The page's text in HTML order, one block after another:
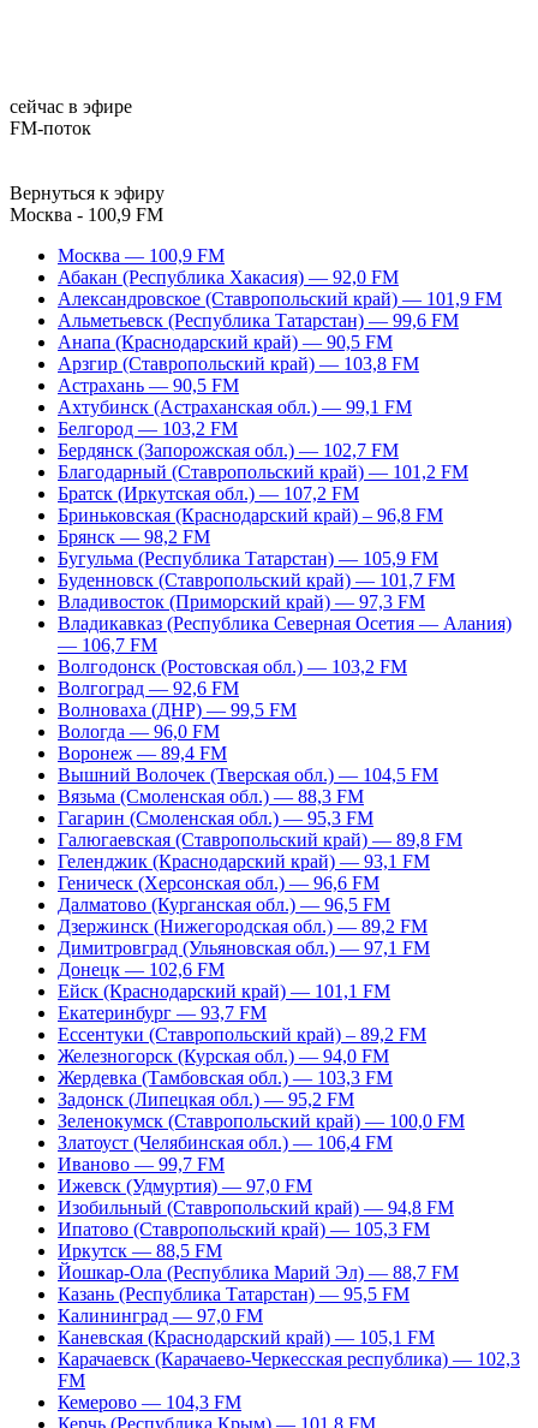
сейчас в эфире
FM-поток
Вернуться к эфиру
Москва - 100,9 FM
Москва — 100,9 FM
Абакан (Республика Хакасия) — 92,0 FM
Александровское (Ставропольский край) — 101,9 FM
Альметьевск (Республика Татарстан) — 99,6 FM
Анапа (Краснодарский край) — 90,5 FM
Арзгир (Ставропольский край) — 103,8 FM
Астрахань — 90,5 FM
Ахтубинск (Астраханская обл.) — 99,1 FM
Белгород — 103,2 FM
Бердянск (Запорожская обл.) — 102,7 FM
Благодарный (Ставропольский край) — 101,2 FM
Братск (Иркутская обл.) — 107,2 FM
Бриньковская (Краснодарский край) – 96,8 FM
Брянск — 98,2 FM
Бугульма (Республика Татарстан) — 105,9 FM
Буденновск (Ставропольский край) — 101,7 FM
Владивосток (Приморский край) — 97,3 FM
Владикавказ (Республика Северная Осетия — Алания)
— 106,7 FM
Волгодонск (Ростовская обл.) — 103,2 FM
Волгоград — 92,6 FM
Волноваха (ДНР) — 99,5 FM
Вологда — 96,0 FM
Воронеж — 89,4 FM
Вышний Волочек (Тверская обл.) — 104,5 FM
Вязьма (Смоленская обл.) — 88,3 FM
Гагарин (Смоленская обл.) — 95,3 FM
Галюгаевская (Ставропольский край) — 89,8 FM
Геленджик (Краснодарский край) — 93,1 FM
Геническ (Херсонская обл.) — 96,6 FM
Далматово (Курганская обл.) — 96,5 FM
Дзержинск (Нижегородская обл.) — 89,2 FM
Димитровград (Ульяновская обл.) — 97,1 FM
Донецк — 102,6 FM
Ейск (Краснодарский край) — 101,1 FM
Екатеринбург — 93,7 FM
Ессентуки (Ставропольский край) – 89,2 FM
Железногорск (Курская обл.) — 94,0 FM
Жердевка (Тамбовская обл.) — 103,3 FM
Задонск (Липецкая обл.) — 95,2 FM
Зеленокумск (Ставропольский край) — 100,0 FM
Златоуст (Челябинская обл.) — 106,4 FM
Иваново — 99,7 FM
Ижевск (Удмуртия) — 97,0 FM
Изобильный (Ставропольский край) — 94,8 FM
Ипатово (Ставропольский край) — 105,3 FM
Иркутск — 88,5 FM
Йошкар-Ола (Республика Марий Эл) — 88,7 FM
Казань (Республика Татарстан) — 95,5 FM
Калининград — 97,0 FM
Каневская (Краснодарский край) — 105,1 FM
Карачаевск (Карачаево-Черкесская республика) — 102,3
FM
Кемерово — 104,3 FM
Керчь (Республика Крым) — 101,8 FM